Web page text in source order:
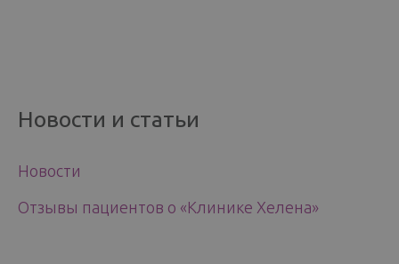
Новости и статьи
Новости
Отзывы пациентов о «Клинике Хелена»